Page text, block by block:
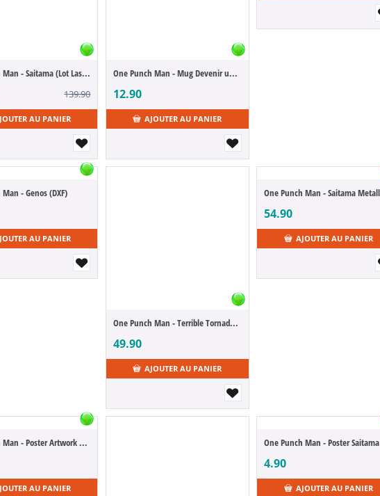
One Punch Man - Saitama (Lot Last One)
139.90
AU PANIER
One Punch Man - Mug Devenir un Héros
12.90
AJOUTER AU PANIER
- Genos (DXF)
AU PANIER
One Punch Man - Terrible Tornado Espresto
49.90
AJOUTER AU PANIER
54.90
AJOUTER AU PANIER
One Punch Man - Poster Artwork Saison 2
AU PANIER
One Punch Man - Poster Saitama
4.90
AJOUTER AU PANIER